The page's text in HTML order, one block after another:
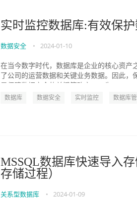
实时监控数据库:有效保
数据安全 • 2024-01-10
在当今数字时代，数据库是企业的核心资产
了公司的运营数据和关键业务数据。因此
数据库 数据安全 实时监控 数据库
MSSQL数据库快速导入
存储过程）
关系型数据库 • 2024-01-09